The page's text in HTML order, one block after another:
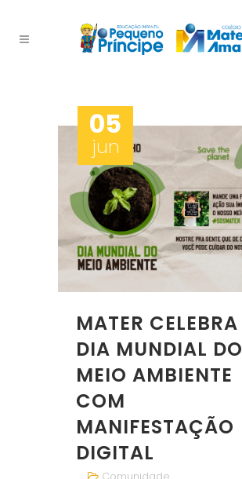
05
jun
MATER CELEBRA
DIA MUNDIAL DO
MEIO AMBIENTE
COM
MANIFESTAÇÃO
DIGITAL
Comunidade